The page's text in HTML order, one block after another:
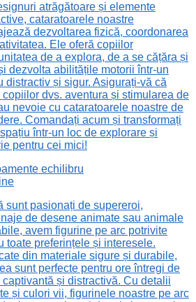
atrăgătoare și elemente
cataratoarele noastre
dezvoltarea fizică, coordonarea
Ele oferă copiilor
de a explora, de a se cățăra și
dezvolta abilitățile motorii într-un
distractiv și sigur. Asigurați-vă că
copiilor dvs. aventura și stimularea de
nevoie cu cataratoarele noastre de
Comandați acum și transformați
într-un loc de explorare și
pentru cei mici!
echilibru
sunt pasionați de supereroi,
de desene animate sau animale
avem figurine pe arc potrivite
toate preferințele și interesele.
din materiale sigure și durabile,
sunt perfecte pentru ore întregi de
captivantă și distractivă. Cu detalii
și culori vii, figurinele noastre pe arc